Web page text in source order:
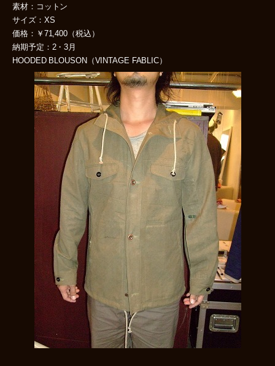
素材：コットン
サイズ：XS
価格：￥71,400（税込）
納期予定：2・3月
HOODED BLOUSON（VINTAGE FABLIC）